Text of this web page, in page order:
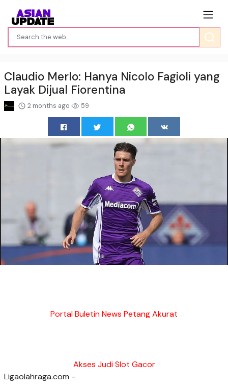
Claudio Merlo: Hanya Nicolo Fagioli yang
Layak Dijual Fiorentina
2 months ago 59
Portal Buletin News Petang Akurat
Akses Judi Slot Gacor
Ligaolahraga.com -